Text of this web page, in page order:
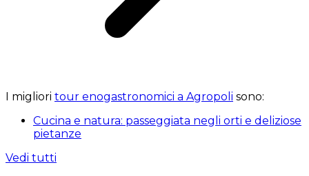
I migliori tour enogastronomici a Agropoli sono:
Cucina e natura: passeggiata negli orti e deliziose
pietanze
Vedi tutti